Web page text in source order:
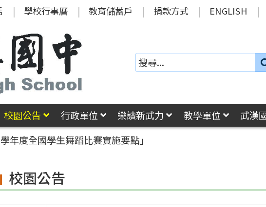
學校行事曆 教育儲蓄戶 捐款方式 ENGLISH
校園公告 行政單位 樂讀新武力 教學單位 武漢
年度全國學生舞蹈比賽實施要點」
校園公告